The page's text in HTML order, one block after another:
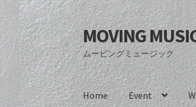
ナ
ビ
ゲ
ー
シ
ョ
コ
ン
テ
ン
ツ
へ
MOVING
ムービングミュージック
Home Event